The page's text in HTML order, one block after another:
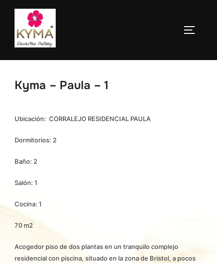
Saltar
contenido
Kyma – Paula – 1
Ubicación: CORRALEJO RESIDENCIAL PAULA
Dormitorios: 2
Baño: 2
Salón: 1
Cocina: 1
70 m2
Acogedor piso de dos plantas en un tranquilo complejo
residencial con piscina, situado en la zona de Bristol, a pocos